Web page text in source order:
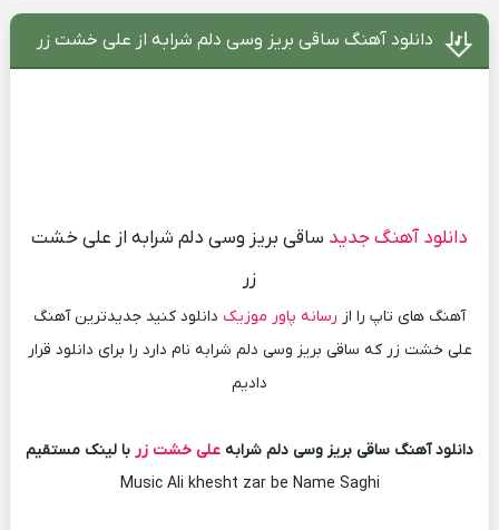
دانلود آهنگ ساقی بریز وسی دلم شرابه از علی خشت زر
دانلود آهنگ جدید ساقی بریز وسی دلم شرابه از علی خشت
زر
آهنگ های تاپ را از رسانه پاور موزیک دانلود کنید جدیدترین آهنگ
علی خشت زر که ساقی بریز وسی دلم شرابه نام دارد را برای دانلود قرار
دادیم
دانلود آهنگ ساقی بریز وسی دلم شرابه علی خشت زر با لینک مستقیم
Music Ali khesht zar be Name Saghi